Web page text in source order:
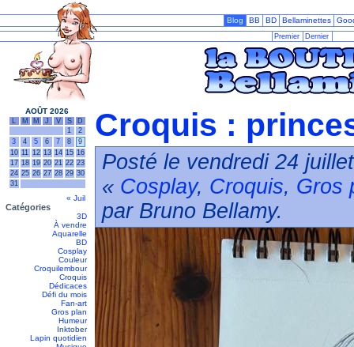
Blog BB BD Bellaminettes
Premier Dernier
AOÛT 2026
L M M J V S
D
1
2
3
4 5 6 7 8
9
10 11 12 13 14 15 16
17 18 19 20 21 22 23
24 25 26 27 28 29 30
31
« Juil
Catégories
3D
À vendre
Aquarelle
BD
Cosplay
Couleur
Croquilembour
Croquis
Dédicaces
Défi du mois
Fan-art
Gros plan
Humeur
Inktober
Lapin quotidien
Croquis :
Posté le vendredi 24
« Cosplay, Croquis, Gros
par Bruno Bellamy.